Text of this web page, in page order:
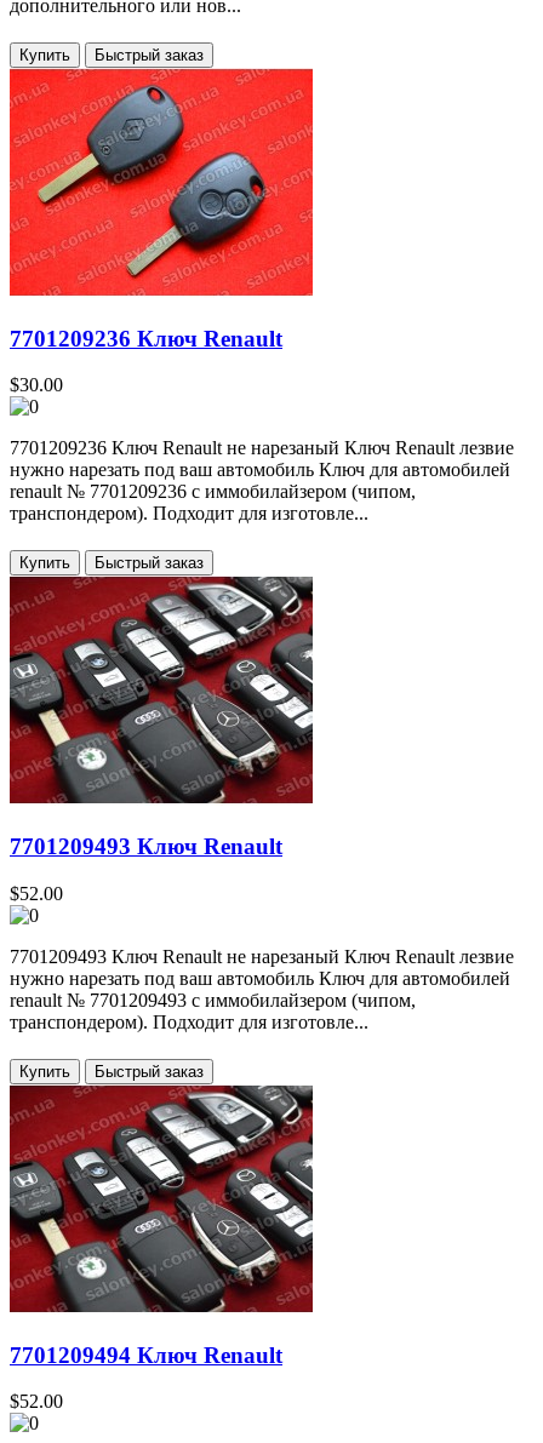
дополнительного или нов...
Купить
7701209236 Ключ Renault
$30.00
7701209236 Ключ Renault не нарезаный Ключ Renault лезвие
нужно нарезать под ваш автомобиль Ключ для автомобилей
renault № 7701209236 с иммобилайзером (чипом,
транспондером). Подходит для изготовле...
Купить
7701209493 Ключ Renault
$52.00
7701209493 Ключ Renault не нарезаный Ключ Renault лезвие
нужно нарезать под ваш автомобиль Ключ для автомобилей
renault № 7701209493 с иммобилайзером (чипом,
транспондером). Подходит для изготовле...
Купить
7701209494 Ключ Renault
$52.00